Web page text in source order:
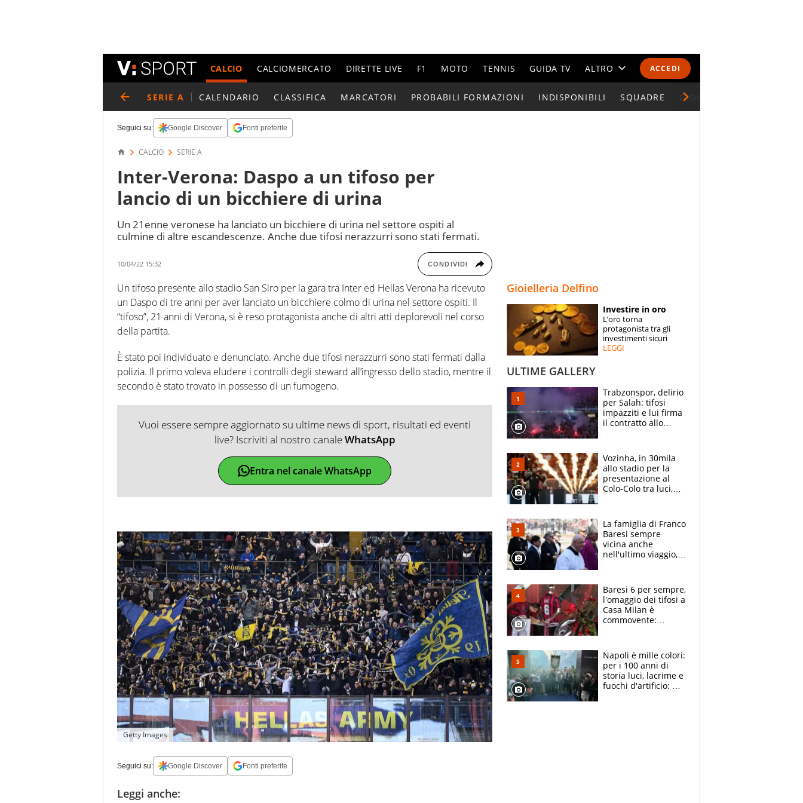
ACCEDI
CALCIO CALCIOMERCATO DIRETTE LIVE F1 MOTO TENNIS GUIDA TV ALTRO
CALENDARI E CLASSIFICHE
ESPERTI
CONTATTI
SERIE A CALENDARIO CLASSIFICA MARCATORI PROBABILI FORMAZIONI INDISPONIBILI SQUADRE GIOCATORI SERIE A
Seguici su: Google Discover Fonti preferite
CALCIO SERIE A
Inter-Verona: Daspo a un tifoso per
lancio di un bicchiere di urina
Un 21enne veronese ha lanciato un bicchiere di urina nel settore ospiti al
culmine di altre escandescenze. Anche due tifosi nerazzurri sono stati fermati.
10/04/22 15:32 CONDIVIDI
Un tifoso presente allo stadio San Siro per la gara tra Inter ed Hellas Verona ha ricevuto
un Daspo di tre anni per aver lanciato un bicchiere colmo di urina nel settore ospiti. Il
“tifoso”, 21 anni di Verona, si è reso protagonista anche di altri atti deplorevoli nel corso
della partita.
È stato poi individuato e denunciato. Anche due tifosi nerazzurri sono stati fermati dalla
polizia. Il primo voleva eludere i controlli degli steward all’ingresso dello stadio, mentre il
secondo è stato trovato in possesso di un fumogeno.
Vuoi essere sempre aggiornato su ultime news di sport, risultati ed eventi
live? Iscriviti al nostro canaleWhatsApp
Entra nel canale WhatsApp
Getty Images
Seguici su: Google Discover Fonti preferite
Leggi anche:
Gioielleria Delfino
Investire in oro
L’oro torna
protagonista tra gli
investimenti sicuri
LEGGI
ULTIME GALLERY
Trabzonspor, delirio
per Salah: tifosi
impazziti e lui firma
il contratto allo
Vozinha, in 30mila
allo stadio per la
presentazione al
Colo-Colo tra luci,
La famiglia di Franco
Baresi sempre
vicina anche
nell'ultimo viaggio,
circondati
dall'affetto dei tifosi
Baresi 6 per sempre,
l'omaggio dei tifosi a
Casa Milan è
commovente:
bigliettini
Napoli è mille colori:
per i 100 anni di
storia luci, lacrime e
fuochi d'artificio: De